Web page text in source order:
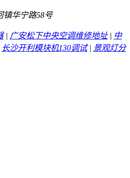
华宁路58号
| 广安松下中央空调维修地址| 中
长沙开利模块机130调试| 景观灯分